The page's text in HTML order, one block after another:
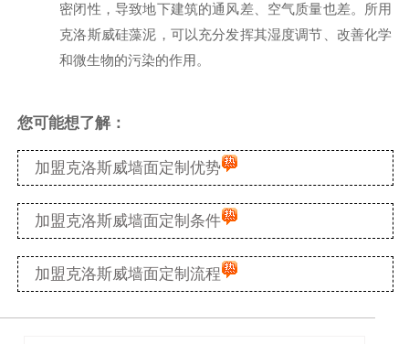
密闭性，导致地下建筑的通风差、空气质量也差。所用
克洛斯威硅藻泥，可以充分发挥其湿度调节、改善化学
和微生物的污染的作用。
您可能想了解：
加盟克洛斯威墙面定制优势
加盟克洛斯威墙面定制条件
加盟克洛斯威墙面定制流程